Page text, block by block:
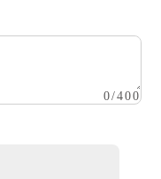
0/400